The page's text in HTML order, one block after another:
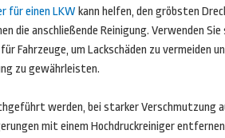
für einen LKW kann helfen, den gröbsten
die anschließende Reinigung. Verwenden Sie
Fahrzeuge, um Lackschäden zu vermeiden
zu gewährleisten.
werden, bei starker Verschmutzung
mit einem Hochdruckreiniger